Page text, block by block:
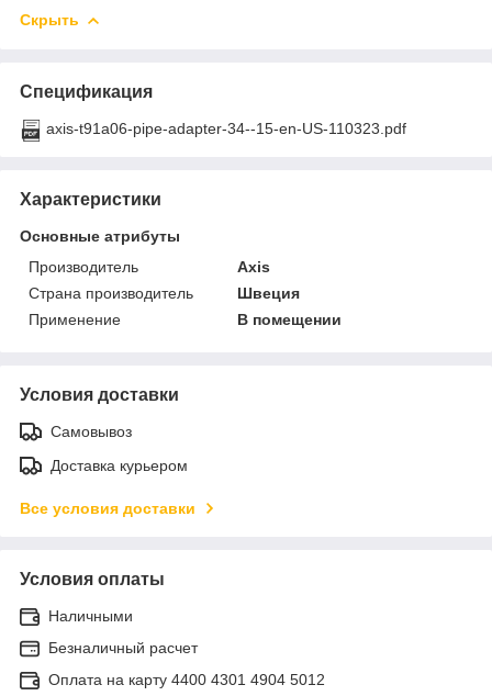
Скрыть
Спецификация
axis-t91a06-pipe-adapter-34--15-en-US-110323.pdf
Характеристики
Основные атрибуты
Производитель
Axis
Страна производитель
Швеция
Применение
В помещении
Условия доставки
Самовывоз
Доставка курьером
Все условия доставки
Условия оплаты
Наличными
Безналичный расчет
Оплата на карту 4400 4301 4904 5012